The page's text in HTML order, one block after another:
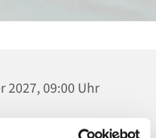
2027, 09:00 Uhr
Platanenstraße